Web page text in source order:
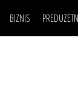
BIZNISBIZNIS SCENA
BREND I